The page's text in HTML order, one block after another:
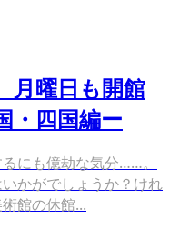
月曜日も開館
・四国編ー
にも億劫な気分……。
かがでしょうか？けれ
館の休館...